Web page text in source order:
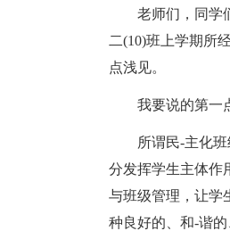
老师们，同学
二(10)班上学期所
点浅见。
我要说的第一
所谓民-主化
分发挥学生主体作
与班级管理，让学
种良好的、和-谐